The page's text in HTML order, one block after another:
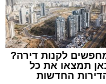
לקנות דירה?
תמצאו את כל
החדשות